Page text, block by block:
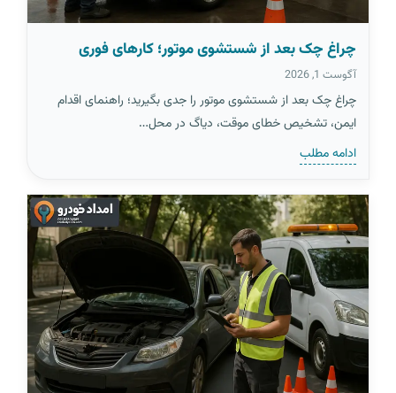
چراغ چک بعد از شستشوی موتور؛ کارهای فوری
آگوست 1, 2026
چراغ چک بعد از شستشوی موتور را جدی بگیرید؛ راهنمای اقدام
ایمن، تشخیص خطای موقت، دیاگ در محل…
ادامه مطلب